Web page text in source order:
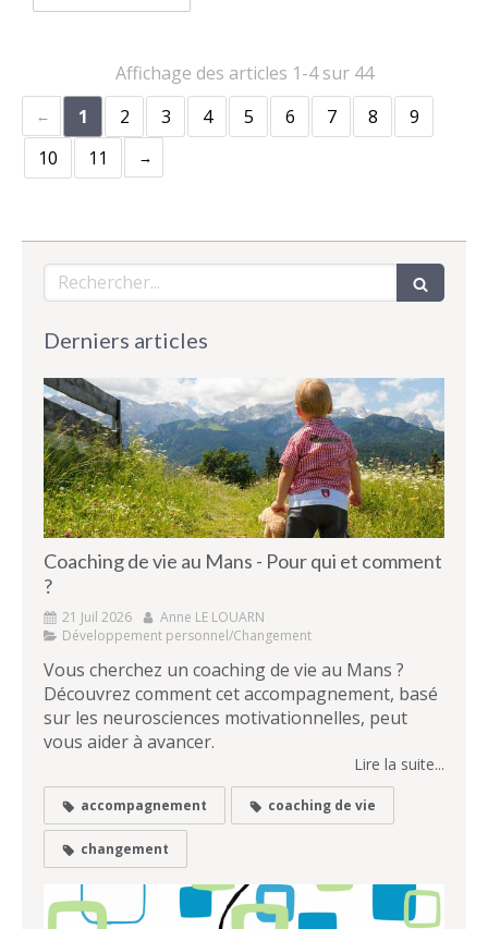
Affichage des articles 1-4 sur 44
1
2 3 4 5 6 7 8
9
10
11
Rechercher
Derniers articles
Coaching de vie au Mans - Pour qui et comment
?
21 Juil 2026
Anne LE LOUARN
Développement personnel/Changement
Vous cherchez un coaching de vie au Mans ?
Découvrez comment cet accompagnement, basé
sur les neurosciences motivationnelles, peut
vous aider à avancer.
Lire la suite...
accompagnement coaching de vie
changement